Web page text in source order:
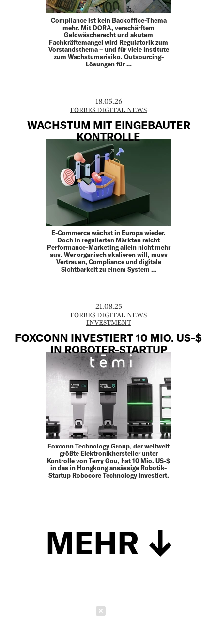
Compliance ist kein Backoffice-Thema
mehr. Mit DORA, verschärftem
Geldwäscherecht und akutem
Fachkräftemangel wird Regulatorik zum
Vorstandsthema – und für viele Institute
zum Wachstumsrisiko. Outsourcing-
Lösungen für …
18.05.26
FORBES DIGITAL NEWS
WACHSTUM MIT EINGEBAUTER
KONTROLLE
E-Commerce wächst in Europa wieder.
Doch in regulierten Märkten reicht
Performance-Marketing allein nicht mehr
aus. Wer organisch skalieren will, muss
Vertrauen, Compliance und digitale
Sichtbarkeit zu einem System …
21.08.25
FORBES DIGITAL NEWS
INVESTMENT
FOXCONN INVESTIERT 10 MIO. US-$
IN ROBOTER-STARTUP
Foxconn Technology Group, der weltweit
größte Elektronikhersteller unter
Kontrolle von Terry Gou, hat 10 Mio. US-$
in das in Hongkong ansässige Robotik-
Startup Robocore Technology investiert.
MEHR